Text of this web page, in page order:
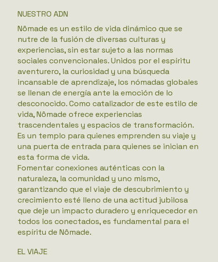
NUESTRO ADN
Nômade es un estilo de vida dinámico que se
nutre de la fusión de diversas culturas y
experiencias, sin estar sujeto a las normas
sociales convencionales. Unidos por el espíritu
aventurero, la curiosidad y una búsqueda
incansable de aprendizaje, los nómadas globales
se llenan de energía ante la emoción de lo
desconocido. Como catalizador de este estilo de
vida, Nômade ofrece experiencias
trascendentales y espacios de transformación.
Es un templo para quienes emprenden su viaje y
una puerta de entrada para quienes se inician en
esta forma de vida.
Fomentar conexiones auténticas con la
naturaleza, la comunidad y uno mismo,
garantizando que el viaje de descubrimiento y
crecimiento esté lleno de una actitud jubilosa
que deje un impacto duradero y enriquecedor en
todos los conectados, es fundamental para el
espíritu de Nômade.
EL VIAJE